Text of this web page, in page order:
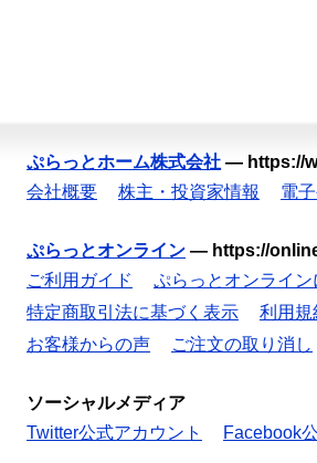
ぷらっとホーム株式会社 — https://
会社概要
株主・投資家情報 電
ぷらっとオンライン — https://
ご利用ガイド
ぷらっとオンライン
特定商取引法に基づく表示
利用規
お客様からの声
ご注文の取り消し
ソーシャルメディア
Twitter公式アカウント
Facebook